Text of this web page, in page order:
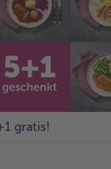
gratis!